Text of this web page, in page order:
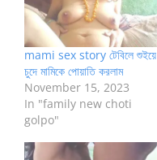
mami sex story টেবিলে শুইয়ে
চুদে মামিকে পোয়াতি করলাম
November 15, 2023
In "family new choti
golpo"